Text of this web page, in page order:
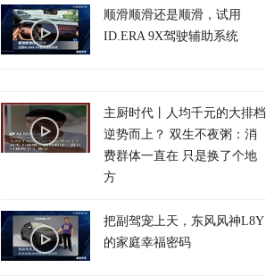
顺滑顺滑还是顺滑，试用
ID.ERA 9X驾驶辅助系统
主厨时代丨人均千元的大排档
逆势而上？ 双生不夜粥：消
费群体一直在 只是换了个地
方
把副驾宠上天，东风风神L8Y
的家庭幸福密码